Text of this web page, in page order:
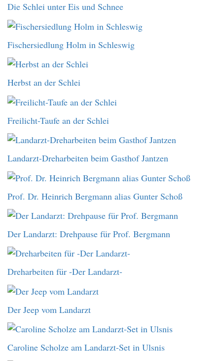
Die Schlei unter Eis und Schnee
Fischersiedlung Holm in Schleswig
Herbst an der Schlei
Freilicht-Taufe an der Schlei
Landarzt-Dreharbeiten beim Gasthof Jantzen
Prof. Dr. Heinrich Bergmann alias Gunter Schoß
Der Landarzt: Drehpause für Prof. Bergmann
Dreharbeiten für -Der Landarzt-
Der Jeep vom Landarzt
Caroline Scholze am Landarzt-Set in Ulsnis